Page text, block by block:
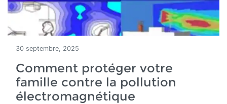
30 septembre, 2025
Comment protéger votre
famille contre la pollution
électromagnétique